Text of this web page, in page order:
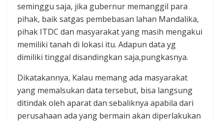
seminggu saja, jika gubernur memanggil para
pihak, baik satgas pembebasan lahan Mandalika,
pihak ITDC dan masyarakat yang masih mengakui
memiliki tanah di lokasi itu. Adapun data yg
dimiliki tinggal disandingkan saja,pungkasnya.
Dikatakannya, Kalau memang ada masyarakat
yang memalsukan data tersebut, bisa langsung
ditindak oleh aparat dan sebaliknya apabila dari
perusahaan ada yang bermain akan diperlakukan